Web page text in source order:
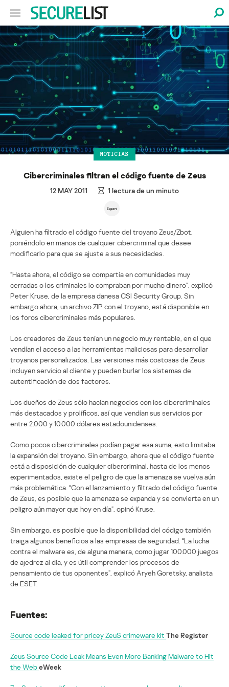
NOTICIAS
Cibercriminales filtran el código fuente de Zeus
12 MAY 2011 1 lectura de un minuto
Alguien ha filtrado el código fuente del troyano Zeus/Zbot,
poniéndolo en manos de cualquier cibercriminal que desee
modificarlo para que se ajuste a sus necesidades.
“Hasta ahora, el código se compartía en comunidades muy
cerradas o los criminales lo compraban por mucho dinero”, explicó
Peter Kruse, de la empresa danesa CSI Security Group. Sin
embargo ahora, un archivo ZIP con el troyano, está disponible en
los foros cibercriminales más populares.
Los creadores de Zeus tenían un negocio muy rentable, en el que
vendían el acceso a las herramientas maliciosas para desarrollar
troyanos personalizados. Las versiones más costosas de Zeus
incluyen servicio al cliente y pueden burlar los sistemas de
autentificación de dos factores.
Los dueños de Zeus sólo hacían negocios con los cibercriminales
más destacados y prolíficos, así que vendían sus servicios por
entre 2.000 y 10.000 dólares estadounidenses.
Como pocos cibercriminales podían pagar esa suma, esto limitaba
la expansión del troyano. Sin embargo, ahora que el código fuente
está a disposición de cualquier cibercriminal, hasta de los menos
experimentados, existe el peligro de que la amenaza se vuelva aún
más problemática. “Con el lanzamiento y filtrado del código fuente
de Zeus, es posible que la amenaza se expanda y se convierta en un
peligro aún mayor que hoy en día”, opinó Kruse.
Sin embargo, es posible que la disponibilidad del código también
traiga algunos beneficios a las empresas de seguridad. “La lucha
contra el malware es, de alguna manera, como jugar 100.000 juegos
de ajedrez al día, y es útil comprender los procesos de
pensamiento de tus oponentes”, explicó Aryeh Goretsky, analista
de ESET.
Fuentes:
Source code leaked for pricey ZeuS crimeware kit The Register
Zeus Source Code Leak Means Even More Banking Malware to Hit
the WebeWeek